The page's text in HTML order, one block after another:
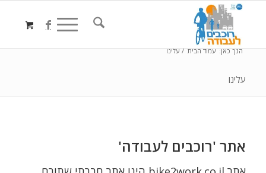
עלינו
הנך כאן: עמוד הבית / עלינו
אתר 'רוכבים לעבודה'